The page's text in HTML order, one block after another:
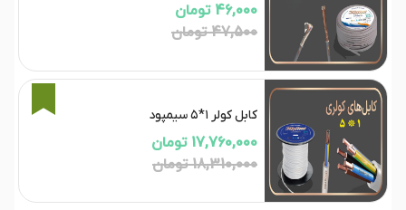
46,000 تومان
47,500 تومان
3%
کابل کولر ۱*۵ سیمپود
17,760,000 تومان
18,310,000 تومان